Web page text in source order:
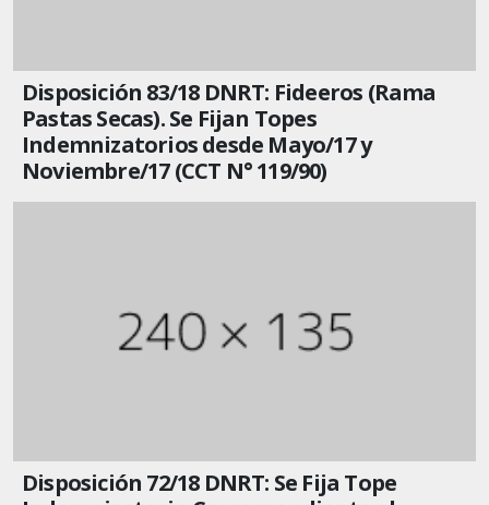
Disposición 83/18 DNRT: Fideeros (Rama
Pastas Secas). Se Fijan Topes
Indemnizatorios desde Mayo/17 y
Noviembre/17 (CCT N° 119/90)
Disposición 72/18 DNRT: Se Fija Tope